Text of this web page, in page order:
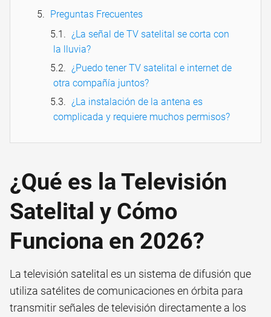
Preguntas Frecuentes
¿La señal de TV satelital se corta con
la lluvia?
¿Puedo tener TV satelital e internet de
otra compañía juntos?
¿La instalación de la antena es
complicada y requiere muchos permisos?
¿Qué es la Televisión
Satelital y Cómo
Funciona en 2026?
La televisión satelital es un sistema de difusión que
utiliza satélites de comunicaciones en órbita para
transmitir señales de televisión directamente a los